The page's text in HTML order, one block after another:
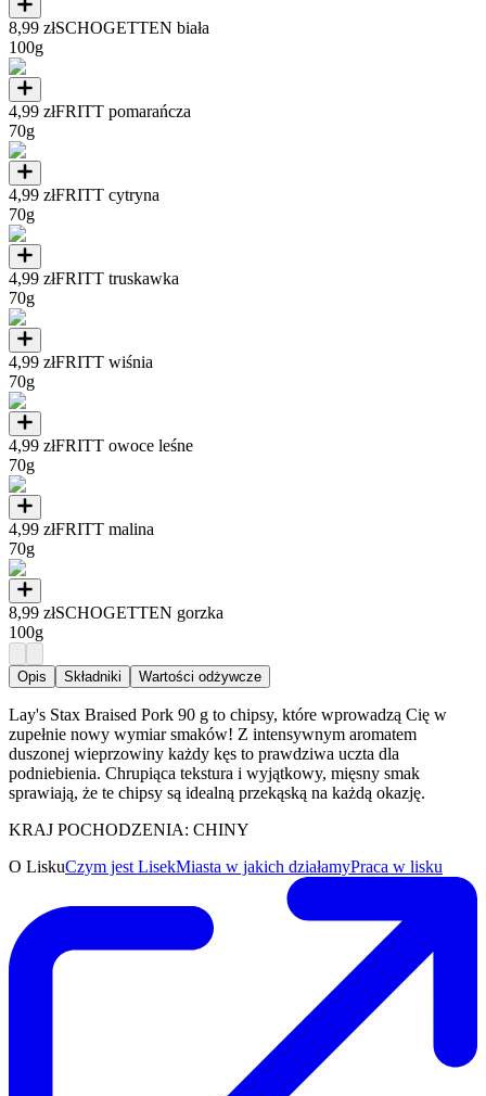
8,99 złSCHOGETTEN biała
100g
4,99 złFRITT pomarańcza
70g
4,99 złFRITT cytryna
70g
4,99 złFRITT truskawka
70g
4,99 złFRITT wiśnia
70g
4,99 złFRITT owoce leśne
70g
4,99 złFRITT malina
70g
8,99 złSCHOGETTEN gorzka
100g
Opis Składniki Wartości odżywcze
Lay's Stax Braised Pork 90 g to chipsy, które wprowadzą Cię w
zupełnie nowy wymiar smaków! Z intensywnym aromatem
duszonej wieprzowiny każdy kęs to prawdziwa uczta dla
podniebienia. Chrupiąca tekstura i wyjątkowy, mięsny smak
sprawiają, że te chipsy są idealną przekąską na każdą okazję.
KRAJ POCHODZENIA: CHINY
O LiskuCzym jest LisekMiasta w jakich działamyPraca w lisku